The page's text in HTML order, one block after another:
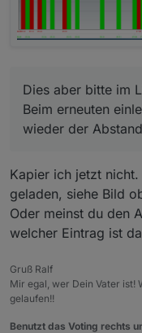
Dies aber bitte im
Beim erneuten
wieder der
Kapier ich jetzt
geladen, siehe Bild
Oder meinst du den
welcher Eintrag ist
Gruß Ralf
Mir egal, wer Dein Vater ist!
gelaufen!!
Benutzt das Voting rechts